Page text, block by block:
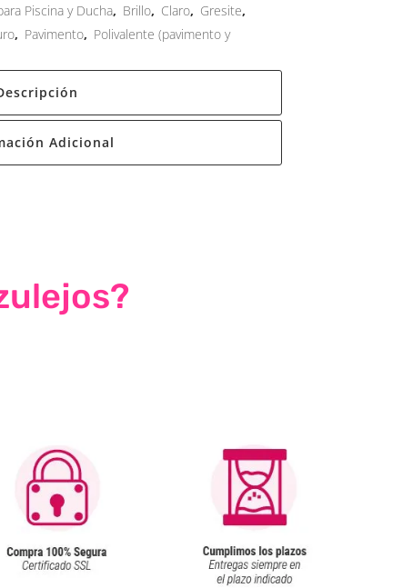
Piscina y Ducha, Brillo, Claro, Gresite,
, Pavimento, Polivalente (pavimento y
Adicional